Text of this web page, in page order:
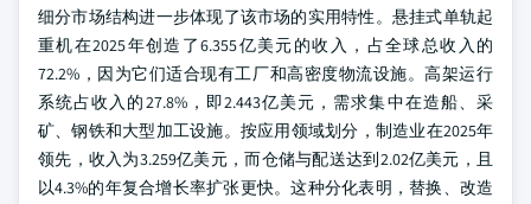
细分市场结构进一步体现了该市场的实用特性。悬挂式单轨起
重机在2025年创造了6.355亿美元的收入，占全球总收入的
72.2%，因为它们适合现有工厂和高密度物流设施。高架运行
系统占收入的27.8%，即2.443亿美元，需求集中在造船、采
矿、钢铁和大型加工设施。按应用领域划分，制造业在2025年
领先，收入为3.259亿美元，而仓储与配送达到2.02亿美元，且
以4.3%的年复合增长率扩张更快。这种分化表明，替换、改造